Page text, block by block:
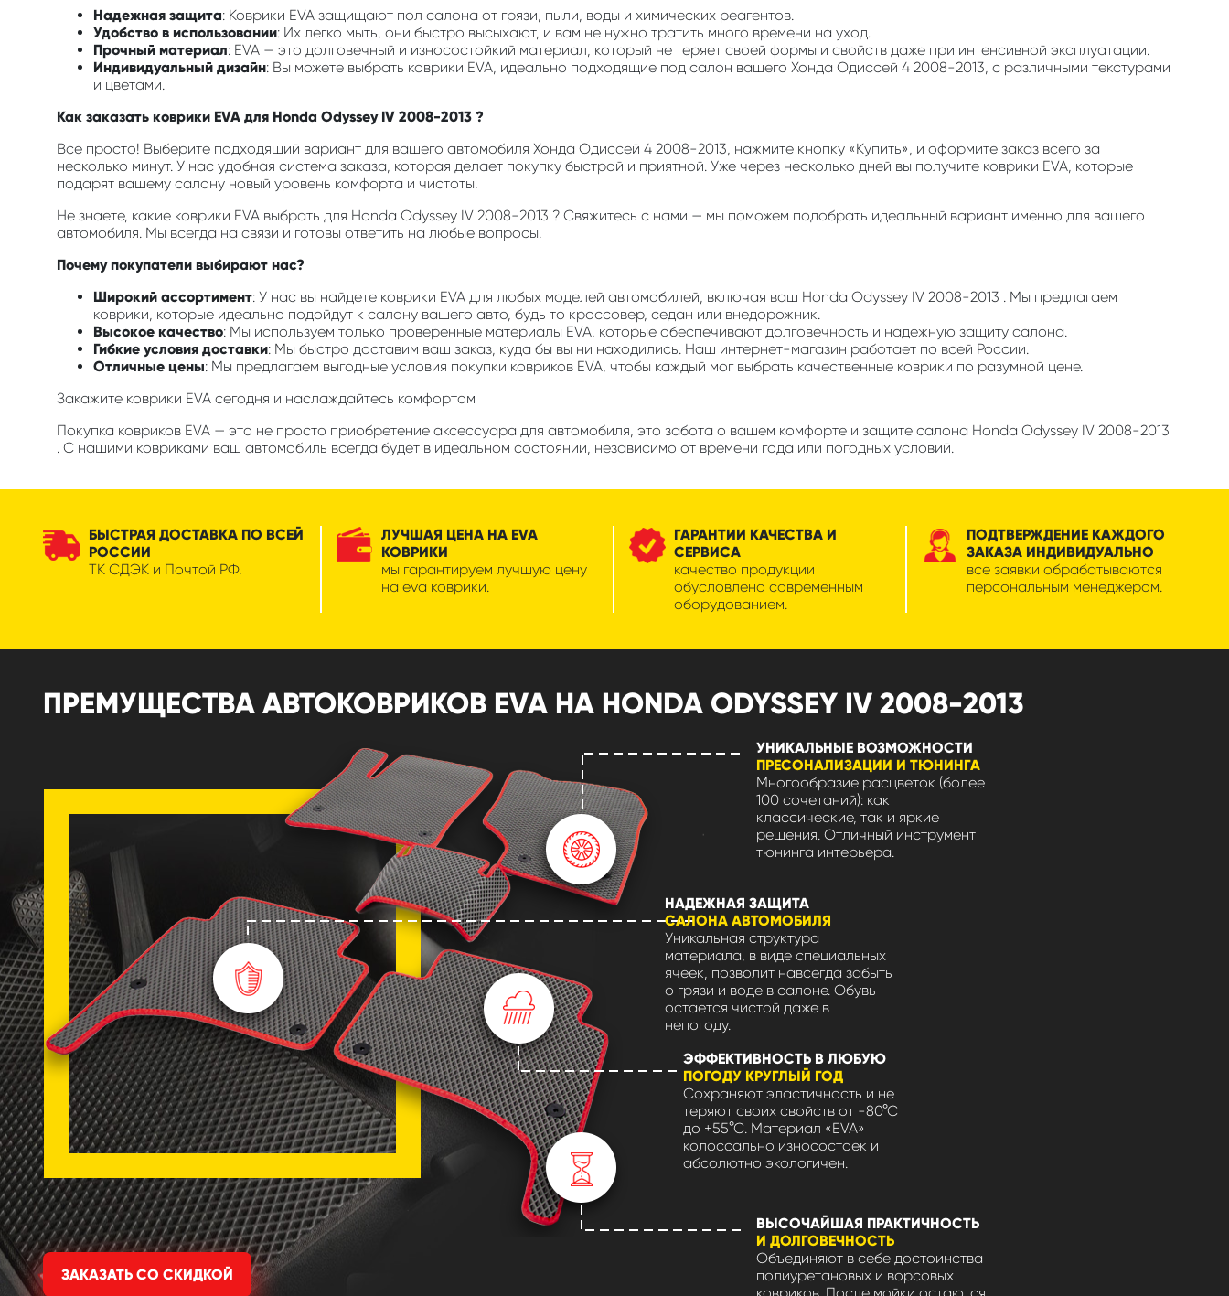
Надежная защита: Коврики EVA защищают пол салона от грязи, пыли, воды и химических реагентов.
Удобство в использовании: Их легко мыть, они быстро высыхают, и вам не нужно тратить много времени на уход.
Прочный материал: EVA — это долговечный и износостойкий материал, который не теряет своей формы и свойств даже при интенсивной эксплуатации.
Индивидуальный дизайн: Вы можете выбрать коврики EVA, идеально подходящие под салон вашего Хонда Одиссей 4 2008-2013, с различными текстурами
и цветами.
Как заказать коврики EVA для Honda Odyssey IV 2008-2013 ?
Все просто! Выберите подходящий вариант для вашего автомобиля Хонда Одиссей 4 2008-2013, нажмите кнопку «Купить», и оформите заказ всего за
несколько минут. У нас удобная система заказа, которая делает покупку быстрой и приятной. Уже через несколько дней вы получите коврики EVA, которые
подарят вашему салону новый уровень комфорта и чистоты.
Не знаете, какие коврики EVA выбрать для Honda Odyssey IV 2008-2013 ? Свяжитесь с нами — мы поможем подобрать идеальный вариант именно для вашего
автомобиля. Мы всегда на связи и готовы ответить на любые вопросы.
Почему покупатели выбирают нас?
Широкий ассортимент: У нас вы найдете коврики EVA для любых моделей автомобилей, включая ваш Honda Odyssey IV 2008-2013 . Мы предлагаем
коврики, которые идеально подойдут к салону вашего авто, будь то кроссовер, седан или внедорожник.
Высокое качество: Мы используем только проверенные материалы EVA, которые обеспечивают долговечность и надежную защиту салона.
Гибкие условия доставки: Мы быстро доставим ваш заказ, куда бы вы ни находились. Наш интернет-магазин работает по всей России.
Отличные цены: Мы предлагаем выгодные условия покупки ковриков EVA, чтобы каждый мог выбрать качественные коврики по разумной цене.
Закажите коврики EVA сегодня и наслаждайтесь комфортом
Покупка ковриков EVA — это не просто приобретение аксессуара для автомобиля, это забота о вашем комфорте и защите салона Honda Odyssey IV 2008-2013
. С нашими ковриками ваш автомобиль всегда будет в идеальном состоянии, независимо от времени года или погодных условий.
БЫСТРАЯ ДОСТАВКА ПО ВСЕЙ
РОССИИ
ТК СДЭК и Почтой РФ.
ЛУЧШАЯ ЦЕНА НА EVA
КОВРИКИ
мы гарантируем лучшую цену
на eva коврики.
ГАРАНТИИ КАЧЕСТВА И
СЕРВИСА
качество продукции
обусловлено современным
оборудованием.
ПОДТВЕРЖДЕНИЕ КАЖДОГО
ЗАКАЗА ИНДИВИДУАЛЬНО
все заявки обрабатываются
персональным менеджером.
ПРЕМУЩЕСТВА АВТОКОВРИКОВ EVA НА HONDA ODYSSEY IV 2008-2013
УНИКАЛЬНЫЕ ВОЗМОЖНОСТИ
ПРЕСОНАЛИЗАЦИИ И ТЮНИНГА
Многообразие расцветок (более
100 сочетаний): как
классические, так и яркие
решения. Отличный инструмент
тюнинга интерьера.
НАДЕЖНАЯ ЗАЩИТА
САЛОНА АВТОМОБИЛЯ
Уникальная структура
материала, в виде специальных
ячеек, позволит навсегда забыть
о грязи и воде в салоне. Обувь
остается чистой даже в
непогоду.
ЭФФЕКТИВНОСТЬ В ЛЮБУЮ
ПОГОДУ КРУГЛЫЙ ГОД
Сохраняют эластичность и не
теряют своих свойств от -80°С
до +55°С. Материал «EVA»
колоссально износостоек и
абсолютно экологичен.
ВЫСОЧАЙШАЯ ПРАКТИЧНОСТЬ
И ДОЛГОВЕЧНОСТЬ
Объединяют в себе достоинства
полиуретановых и ворсовых
ЗАКАЗАТЬ СО СКИДКОЙ